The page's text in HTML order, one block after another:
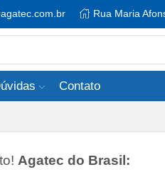
Rua Maria
Contato
Agatec do Brasil: